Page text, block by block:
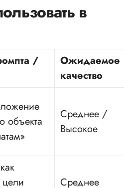
в
/
Ожидаемое
качество
объекта
Среднее /
Высокое
цели
Среднее